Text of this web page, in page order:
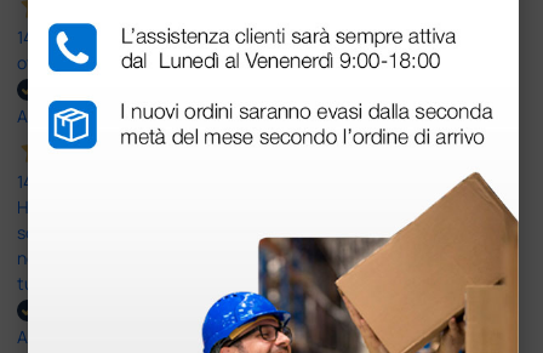
14 Luglio 2026
ottima
Acquirente verificato
14 Luglio 2026
Ho acquistato un ecografo da Doctor Shop e sono rimasto molto
soddisfatto dell'esperienza. Apparecchiatura di qualità, consegna
nei tempi previsti e un servizio clienti disponibile che ha risposto a
tutti i miei dubbi prima dell'acquisto. Consigliato
Acquirente verificato